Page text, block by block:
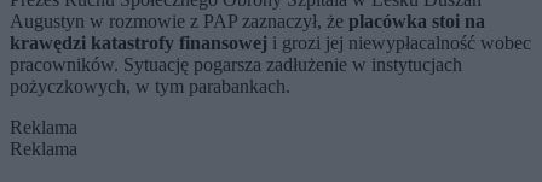
Augustyn w rozmowie z PAP zaznaczył, że placówka stoi na
krawędzi katastrofy finansowej i grozi jej niewypłacalność wobec
pracowników. Sytuację pogarsza zadłużenie w instytucjach
pożyczkowych, w tym parabankach.
Reklama
Reklama